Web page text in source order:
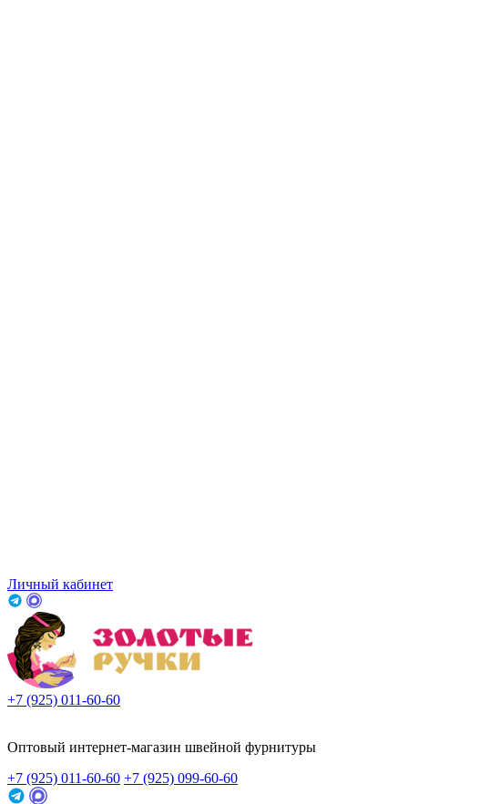
Личный кабинет
+7 (925) 011-60-60
Оптовый интернет-магазин швейной фурнитуры
+7 (925) 011-60-60 +7 (925) 099-60-60